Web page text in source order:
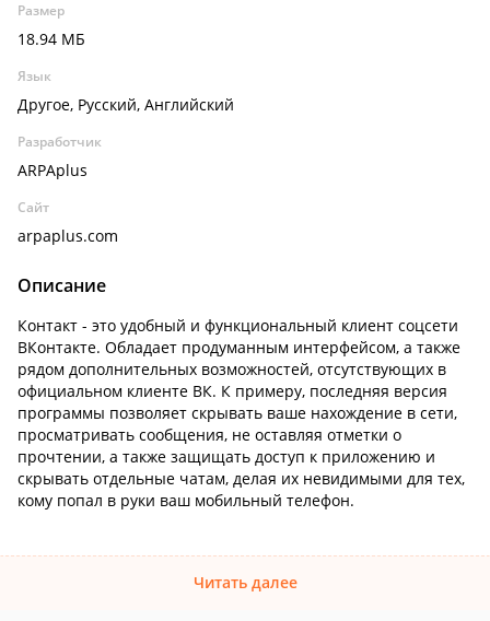
Размер
18.94 МБ
Язык
Другое, Русский, Английский
Разработчик
ARPAplus
Сайт
arpaplus.com
Описание
Контакт - это удобный и функциональный клиент соцсети
ВКонтакте. Обладает продуманным интерфейсом, а также
рядом дополнительных возможностей, отсутствующих в
официальном клиенте ВК. К примеру, последняя версия
программы позволяет скрывать ваше нахождение в сети,
просматривать сообщения, не оставляя отметки о
прочтении, а также защищать доступ к приложению и
скрывать отдельные чатам, делая их невидимыми для тех,
кому попал в руки ваш мобильный телефон.
Читать далее